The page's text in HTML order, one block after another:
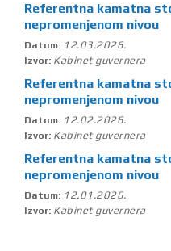
Referentna kamatna
nepromenjenom nivou
Datum: 12.03.2026.
Izvor: Kabinet guvernera
Referentna kamatna
nepromenjenom nivou
Datum: 12.02.2026.
Izvor: Kabinet guvernera
Referentna kamatna
nepromenjenom nivou
Datum: 12.01.2026.
Izvor: Kabinet guvernera